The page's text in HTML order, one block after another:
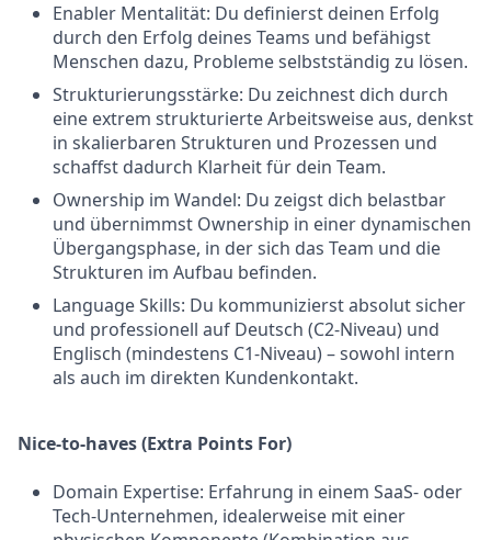
Enabler Mentalität: Du definierst deinen Erfolg
durch den Erfolg deines Teams und befähigst
Menschen dazu, Probleme selbstständig zu lösen.
Strukturierungsstärke: Du zeichnest dich durch
eine extrem strukturierte Arbeitsweise aus, denkst
in skalierbaren Strukturen und Prozessen und
schaffst dadurch Klarheit für dein Team.
Ownership im Wandel: Du zeigst dich belastbar
und übernimmst Ownership in einer dynamischen
Übergangsphase, in der sich das Team und die
Strukturen im Aufbau befinden.
Language Skills: Du kommunizierst absolut sicher
und professionell auf Deutsch (C2-Niveau) und
Englisch (mindestens C1-Niveau) – sowohl intern
als auch im direkten Kundenkontakt.
Nice-to-haves (Extra Points For)
Domain Expertise: Erfahrung in einem SaaS- oder
Tech-Unternehmen, idealerweise mit einer